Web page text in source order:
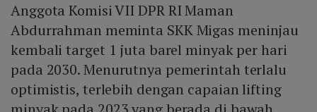
Anggota Komisi VII DPR RI Maman
Abdurrahman meminta SKK Migas meninjau
kembali target 1 juta barel minyak per hari
pada 2030. Menurutnya pemerintah terlalu
optimistis, terlebih dengan capaian lifting